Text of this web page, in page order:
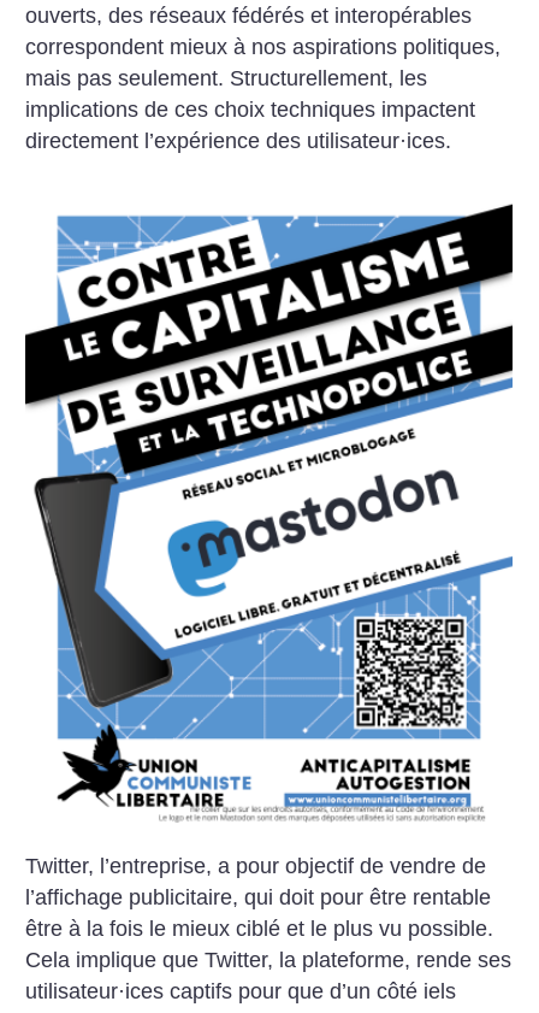
ouverts, des réseaux fédérés et interopérables
correspondent mieux à nos aspirations politiques,
mais pas seulement. Structurellement, les
implications de ces choix techniques impactent
directement l’expérience des utilisateur·ices.
Twitter, l’entreprise, a pour objectif de vendre de
l’affichage publicitaire, qui doit pour être rentable
être à la fois le mieux ciblé et le plus vu possible.
Cela implique que Twitter, la plateforme, rende ses
utilisateur·ices captifs pour que d’un côté iels